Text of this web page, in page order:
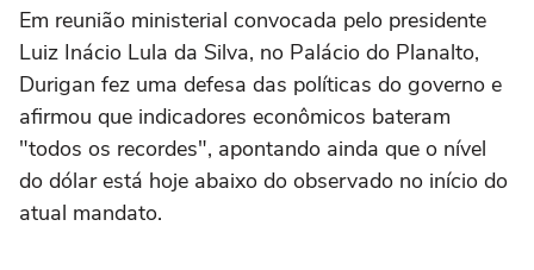
Em reunião ministerial convocada pelo presidente
Luiz Inácio ⁠Lula da Silva, no Palácio do Planalto,
Durigan fez ‌uma defesa das políticas do governo e
⁠afirmou que indicadores econômicos bateram
"todos os recordes", apontando ainda que o nível
do dólar está hoje abaixo do observado no início do
atual mandato.